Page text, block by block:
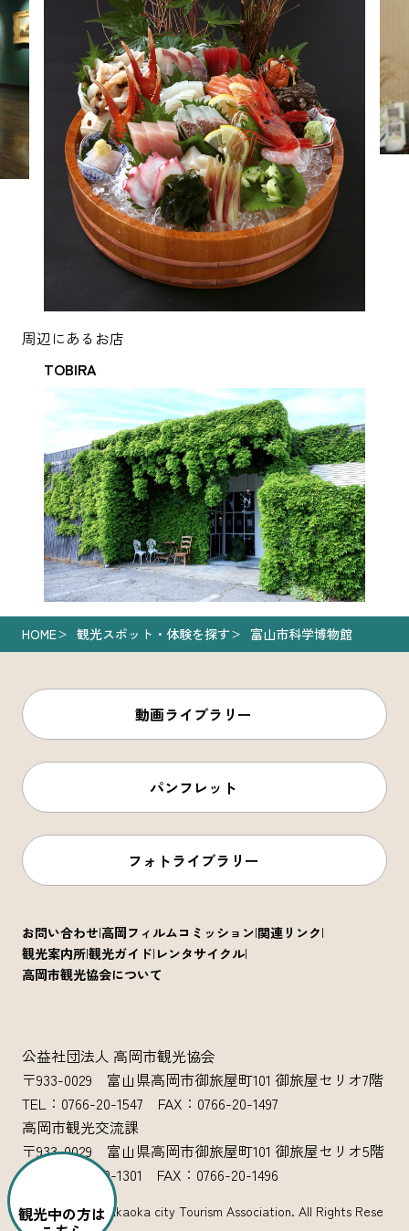
HOME 観光スポット・体験を探す 富山市科学博物館
周辺にあるお店
TOBIRA
動画ライブラリー
パンフレット
フォトライブラリー
お問い合わせ 高岡フィルムコミッション 関連リンク
観光案内所観光ガイド レンタサイクル
高岡市観光協会について
公益社団法人 高岡市観光協会
〒933-0029 富山県高岡市御旅屋町101 御旅屋セリオ7階
TEL：0766-20-1547 FAX：0766-20-1497
高岡市観光交流課
〒933-0029 富山県高岡市御旅屋町101 御旅屋セリオ5階
TEL：0766-20-1301 FAX：0766-20-1496
Copyright (c) Takaoka city Tourism Association. All Rights Rese
観光中の方は